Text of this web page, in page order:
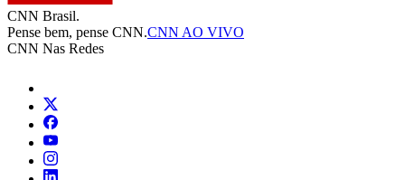
CNN Brasil.
Pense bem, pense CNN.CNN AO VIVO
CNN Nas Redes